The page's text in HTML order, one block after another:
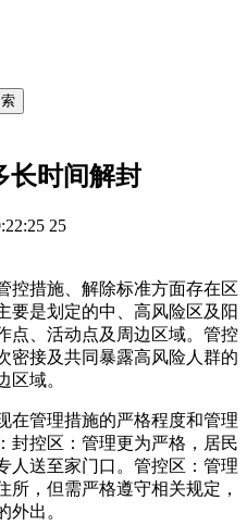
长时间解封
25
控措施、解除标准方面存在区
要是划定的中、高风险区及阳
点、活动点及周边区域。管控
密接及共同暴露高风险人群的
区域。
在管理措施的严格程度和管理
封控区：管理更为严格，居民
人送至家门口。管控区：管理
，但需严格遵守相关规定，
外出。